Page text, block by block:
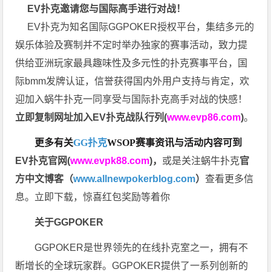
EV扑克邀请您与国际高手进行对战！
EV扑克为知名国际GGPOKER授权平台，集结多元的
娱乐体验及赛制并不定时举办独家的赛事活动，致力提
供给亚洲玩家最具趣味性及多元性的扑克赛事平台，国
际bmm发牌认证，信誉获得国内外用户支持与肯定，欢
迎加入蜗牛扑克一同享受与国际扑克高手对战的快感！
立即复制网址加入EV扑克战队行列(www.evp86.com)。
更多有关GG扑克WSOP赛事资讯与活动内容可到
EV扑克官网(www.evpk88.com)， 或是关注蜗牛扑克官
方中文博客（www.allnewpokerblog.com）查看更多信
息。立即下载，惊喜红包奖励等着你
关于GGPOKER
GGPOKER是世界领先的在线扑克室之一，拥有不
断增长的全球玩家群。GGPOKER提供了一系列创新的